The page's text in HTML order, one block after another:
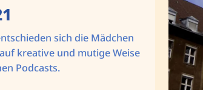
sich die Mädchen
kreative und mutige Weise
Podcasts.